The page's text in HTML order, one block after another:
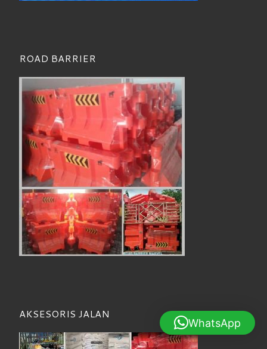
ROAD BARRIER
AKSESORIS JALAN
WhatsApp